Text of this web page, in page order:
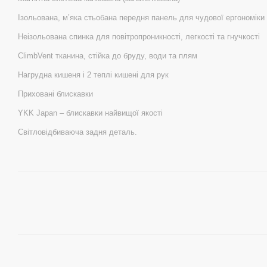
Ізольована, м’яка стьобана передня панель для чудової ергономіки
Неізольована спинка для повітропроникності, легкості та гнучкості
ClimbVent тканина, стійка до бруду, води та плям
Нагрудна кишеня і 2 теплі кишені для рук
Приховані блискавки
YKK Japan – блискавки найвищої якості
Світловідбиваюча задня деталь.